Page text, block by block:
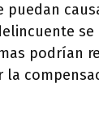
puedan
se
podrían
la